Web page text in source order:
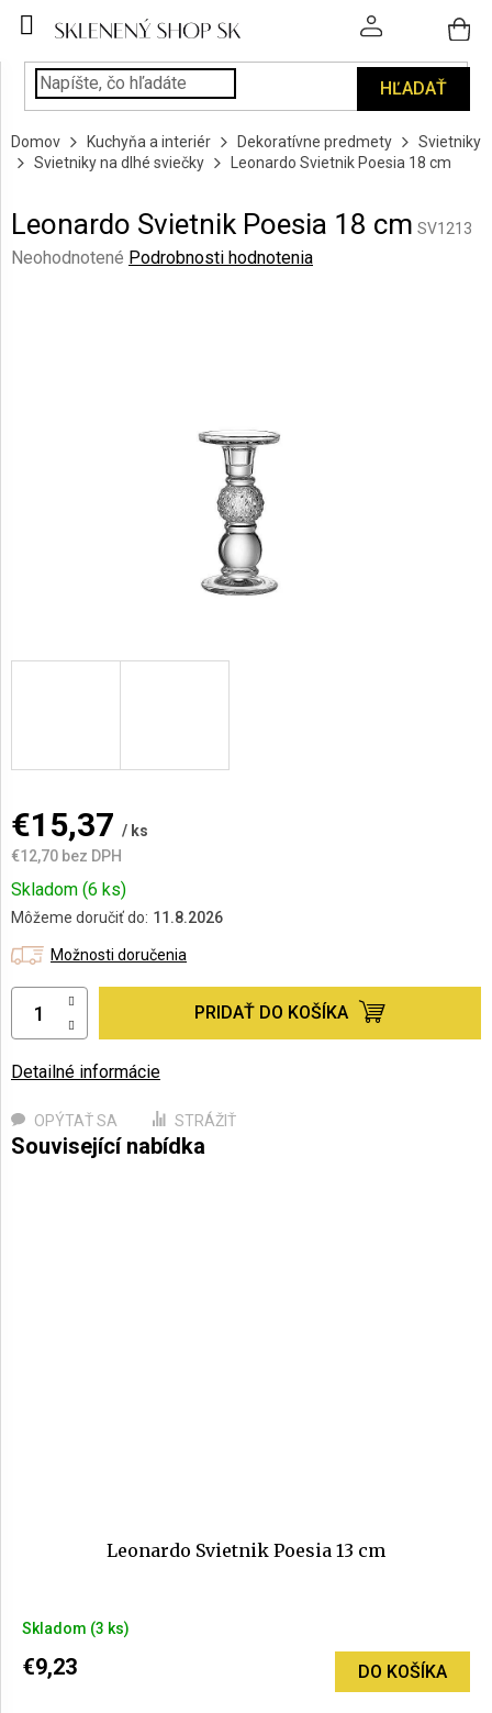
HĽADAŤ
POHÁRE
PODÁVANIE
NÁPOJOV
KUCHYŇA
A
Domov Kuchyňa a interiér Dekoratívne predmety
Svietniky
Svietniky na dlhé sviečky
Leonardo Svietnik Poesia 18 cm
Leonardo Svietnik Poesia 18 cm SV1213
Priemerné
Neohodnotené Podrobnosti hodnotenia
€15,37 / ks
€12,70 bez DPH
Jednotková
cena:
Skladom (6 ks)
Môžeme doručiť do: 11.8.2026
Možnosti doručenia
PRIDAŤ DO KOŠÍKA
Detailné informácie
OPÝTAŤ SA STRÁŽIŤ
Leonardo Svietnik Poesia 13 cm
hodnotenie
produktu
Skladom (3 ks)
€9,23 DO KOŠÍKA